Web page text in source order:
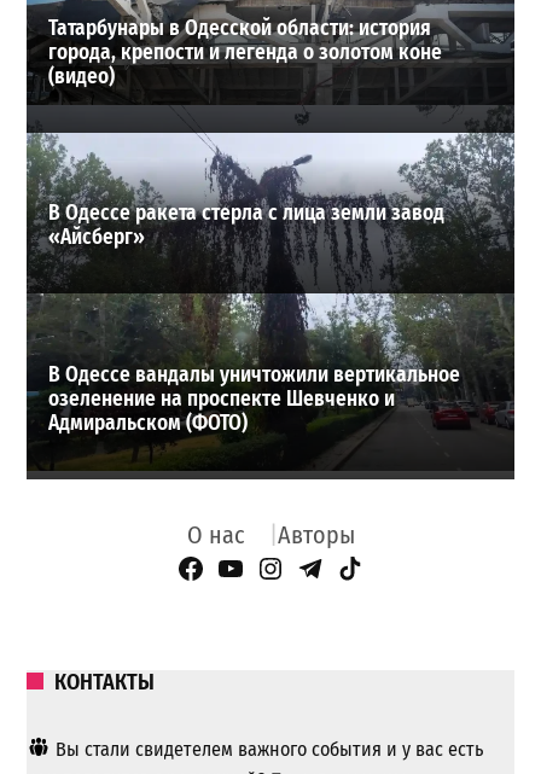
Татарбунары в Одесской области: история
города, крепости и легенда о золотом коне
(видео)
В Одессе ракета стерла с лица земли завод
«Айсберг»
В Одессе вандалы уничтожили вертикальное
озеленение на проспекте Шевченко и
Адмиральском (ФОТО)
О нас Авторы
Facebook Page
YouTube
Instagram
Telegram
TikTok
КОНТАКТЫ
Вы стали свидетелем важного события и у вас есть